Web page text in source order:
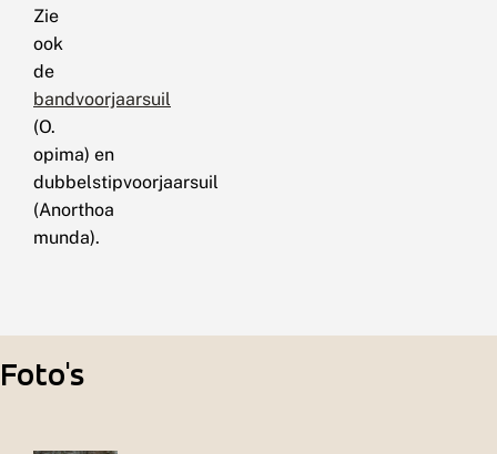
Zie
ook
de
bandvoorjaarsuil
(O.
opima) en
dubbelstipvoorjaarsuil
(Anorthoa
munda).
Foto's